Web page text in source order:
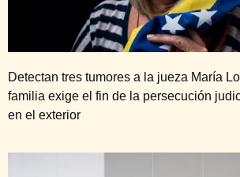
Detectan tres tumores a la jueza María
familia exige el fin de la persecución
en el exterior